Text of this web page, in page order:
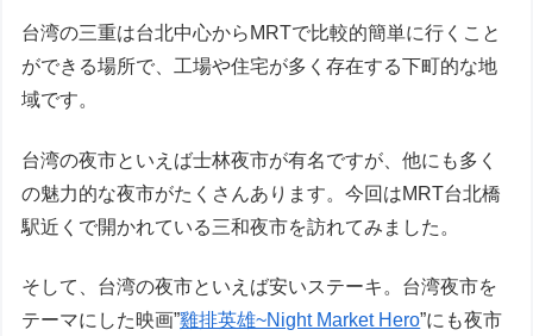
台湾の三重は台北中心からMRTで比較的簡単に行くこと
ができる場所で、工場や住宅が多く存在する下町的な地
域です。
台湾の夜市といえば士林夜市が有名ですが、他にも多く
の魅力的な夜市がたくさんあります。今回はMRT台北橋
駅近くで開かれている三和夜市を訪れてみました。
そして、台湾の夜市といえば安いステーキ。台湾夜市を
テーマにした映画”雞排英雄~Night Market Hero”にも夜市